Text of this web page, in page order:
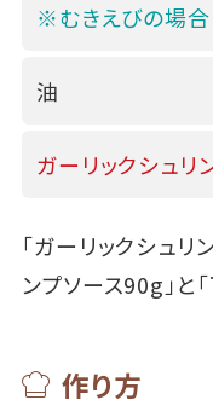
※むきえびの場
油
ガーリックシュリ
「ガーリックシュリ
ンプソース90g」と
作り方